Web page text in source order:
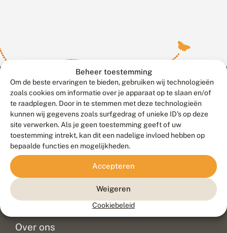
Beheer toestemming
Om de beste ervaringen te bieden, gebruiken wij technologieën
zoals cookies om informatie over je apparaat op te slaan en/of
te raadplegen. Door in te stemmen met deze technologieën
kunnen wij gegevens zoals surfgedrag of unieke ID's op deze
site verwerken. Als je geen toestemming geeft of uw
toestemming intrekt, kan dit een nadelige invloed hebben op
bepaalde functies en mogelijkheden.
Accepteren
Weigeren
Cookiebeleid
Contact
Veelgestelde vragen
Doneer
Over ons
Meld waarnemingen© 2026 Vlinderstichting
Duurzaam ontwikkeld door
Go2People
, ontworpen door
Blue Field Agency
Privacy
Disclaimer
Sitemap